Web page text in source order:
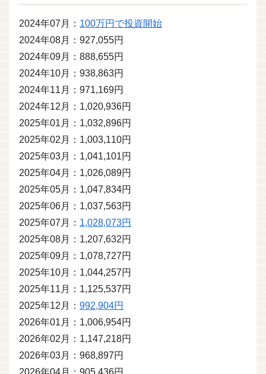
2024年07月： 100万円で投資開始
2024年08月：927,055円
2024年09月：888,655円
2024年10月：938,863円
2024年11月：971,169円
2024年12月：1,020,936円
2025年01月：1,032,896円
2025年02月：1,003,110円
2025年03月：1,041,101円
2025年04月：1,026,089円
2025年05月：1,047,834円
2025年06月：1,037,563円
2025年07月： 1,028,073円
2025年08月：1,207,632円
2025年09月：1,078,727円
2025年10月：1,044,257円
2025年11月：1,125,537円
2025年12月： 992,904円
2026年01月：1,006,954円
2026年02月：1,147,218円
2026年03月：968,897円
2026年04月：905,436円